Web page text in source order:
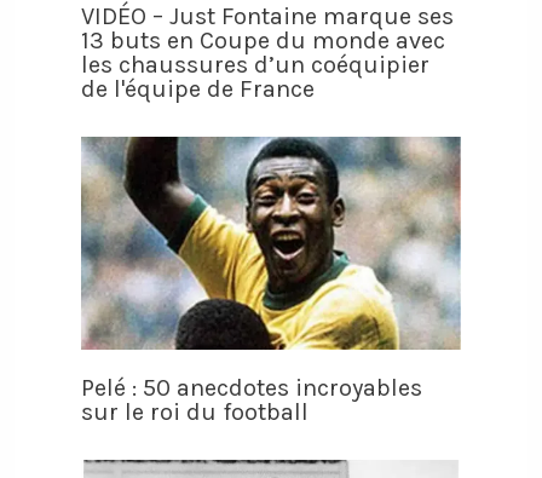
VIDÉO – Just Fontaine marque ses
13 buts en Coupe du monde avec
les chaussures d’un coéquipier
de l'équipe de France
Pelé : 50 anecdotes incroyables
sur le roi du football